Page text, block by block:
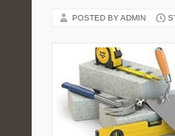
POSTED BY ADMIN